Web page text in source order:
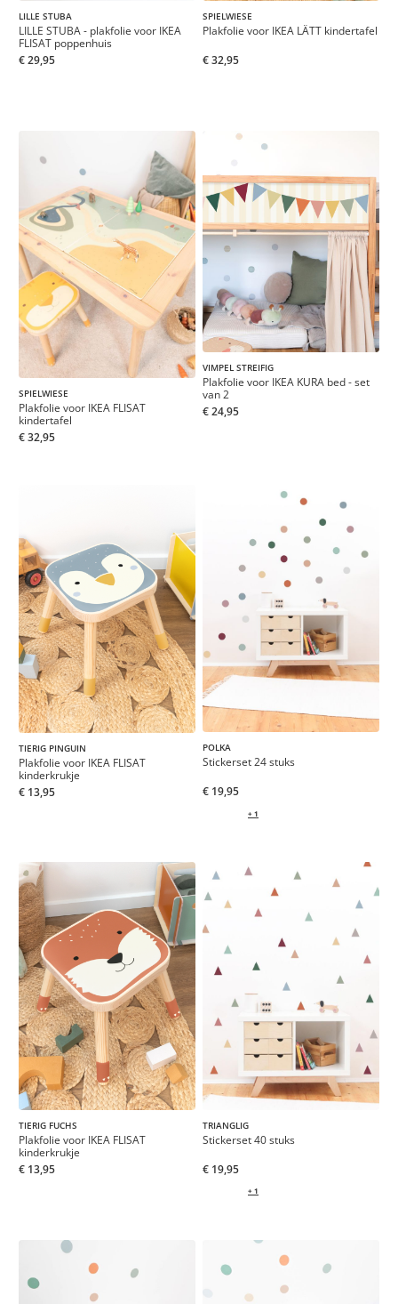
LILLE STUBA
LILLE STUBA - plakfolie voor IKEA
FLISAT poppenhuis
€ 29,95
SPIELWIESE
Plakfolie voor IKEA LÄTT kindertafel
€ 32,95
SPIELWIESE
Plakfolie voor IKEA FLISAT
kindertafel
€ 32,95
VIMPEL STREIFIG
Plakfolie voor IKEA KURA bed - set
van 2
€ 24,95
TIERIG PINGUIN
Plakfolie voor IKEA FLISAT
kinderkrukje
€ 13,95
POLKA
Stickerset 24 stuks
€ 19,95
+ 1
TIERIG FUCHS
Plakfolie voor IKEA FLISAT
kinderkrukje
€ 13,95
TRIANGLIG
Stickerset 40 stuks
€ 19,95
+ 1